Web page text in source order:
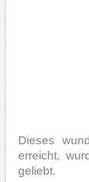
Dieses
erreicht,
geliebt.